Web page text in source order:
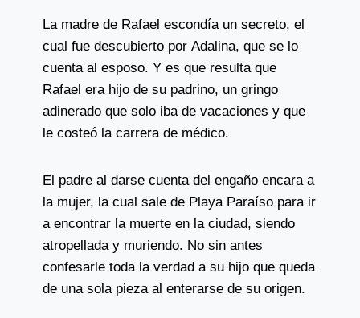
La madre de Rafael escondía un secreto, el
cual fue descubierto por Adalina, que se lo
cuenta al esposo. Y es que resulta que
Rafael era hijo de su padrino, un gringo
adinerado que solo iba de vacaciones y que
le costeó la carrera de médico.
El padre al darse cuenta del engaño encara a
la mujer, la cual sale de Playa Paraíso para ir
a encontrar la muerte en la ciudad, siendo
atropellada y muriendo. No sin antes
confesarle toda la verdad a su hijo que queda
de una sola pieza al enterarse de su origen.